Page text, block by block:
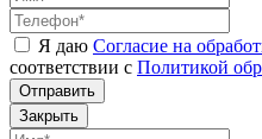
Я даю Согласие на
соответствии с Политикой
Отправить
Закрыть